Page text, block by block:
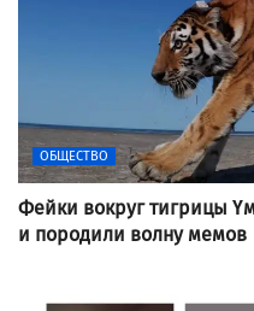
ОБЩЕСТВО
Фейки вокруг тигрицы
и породили волну мемов